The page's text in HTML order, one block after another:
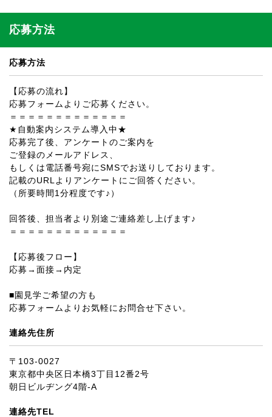
応募方法
応募方法
【応募の流れ】
応募フォームよりご応募ください。
＝＝＝＝＝＝＝＝＝＝＝＝＝
★自動案内システム導入中★
応募完了後、アンケートのご案内を
ご登録のメールアドレス、
もしくは電話番号宛にSMSでお送りしております。
記載のURLよりアンケートにご回答ください。
（所要時間1分程度です♪）
回答後、担当者より別途ご連絡差し上げます♪
＝＝＝＝＝＝＝＝＝＝＝＝＝
【応募後フロー】
応募→面接→内定
■園見学ご希望の方も
応募フォームよりお気軽にお問合せ下さい。
連絡先住所
〒103-0027
東京都中央区日本橋3丁目12番2号
朝日ビルヂング4階-A
連絡先TEL